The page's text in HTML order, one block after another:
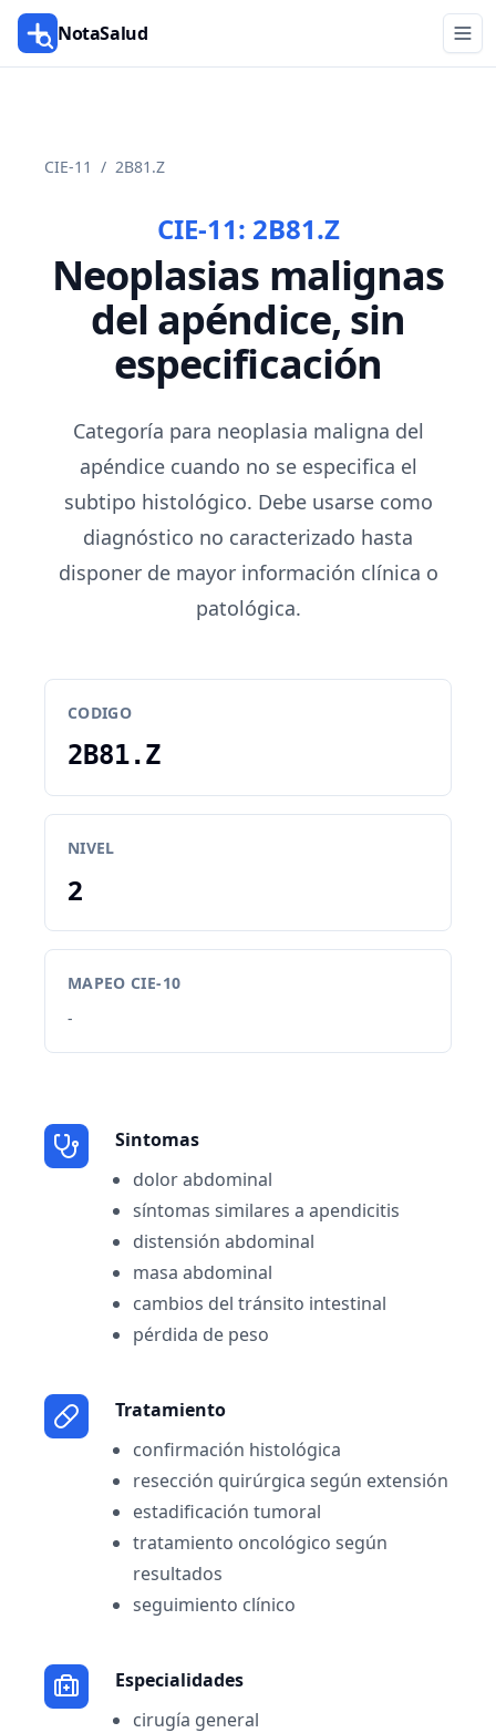
NotaSalud
CIE-11 / 2B81.Z
CIE-11: 2B81.Z
Neoplasias malignas
del apéndice, sin
especificación
Categoría para neoplasia maligna del
apéndice cuando no se especifica el
subtipo histológico. Debe usarse como
diagnóstico no caracterizado hasta
disponer de mayor información clínica o
patológica.
CODIGO
2B81.Z
NIVEL
2
MAPEO CIE-10
-
Sintomas
dolor abdominal
síntomas similares a apendicitis
distensión abdominal
masa abdominal
cambios del tránsito intestinal
pérdida de peso
Tratamiento
confirmación histológica
resección quirúrgica según extensión
estadificación tumoral
tratamiento oncológico según
resultados
seguimiento clínico
Especialidades
cirugía general